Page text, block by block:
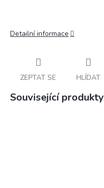
Detailní informace
ZEPTAT SE HLÍDAT
Související produkty